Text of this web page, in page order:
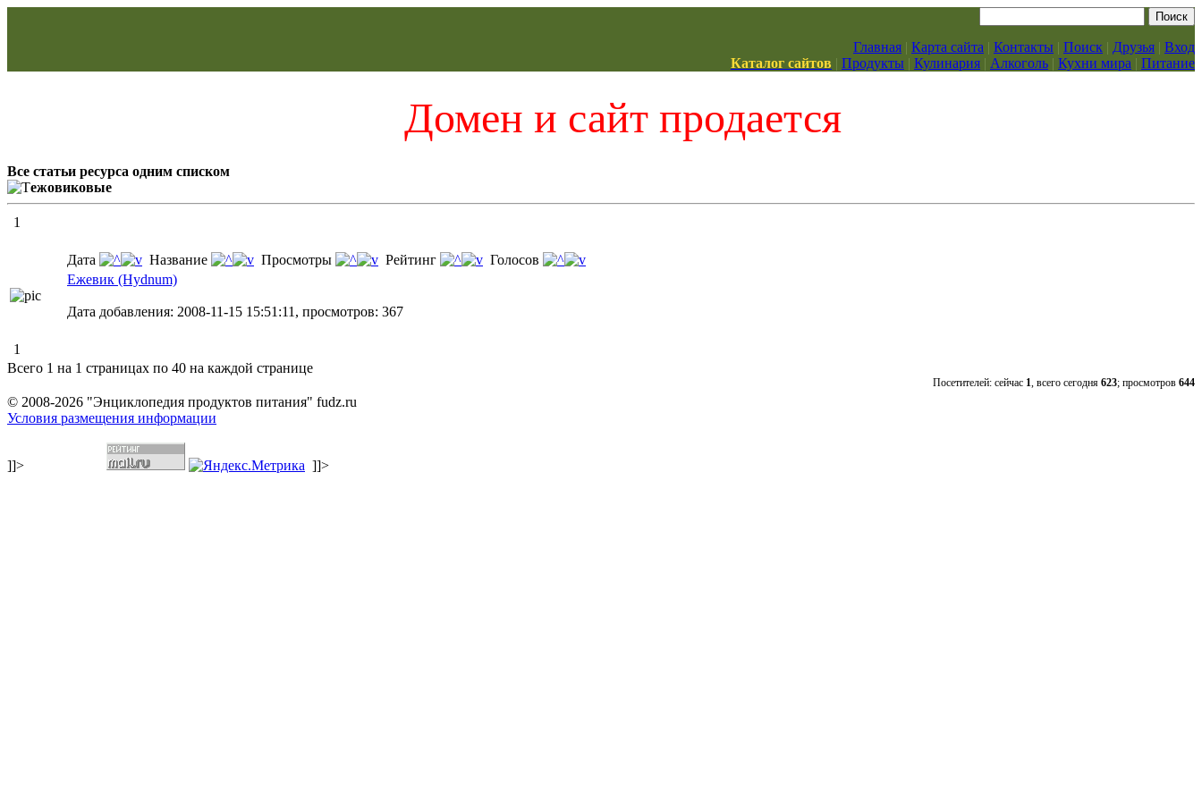
Главная | Карта сайта | Контакты | Поиск | Друзья | Вход
Каталог сайтов | Продукты | Кулинария | Алкоголь | Кухни мира | Питание
Домен и сайт продается
Все статьи ресурса одним списком
ежовиковые
1
Дата Название Просмотры Рейтинг
Голосов
Ежевик (Hydnum)
Дата добавления: 2008-11-15 15:51:11, просмотров: 367
1
Всего 1 на 1 страницах по 40 на каждой странице
Посетителей: сейчас 1, всего сегодня 623; просмотров 644
© 2008-2026 "Энциклопедия продуктов питания" fudz.ru
Условия размещения информации
]]> ]]>